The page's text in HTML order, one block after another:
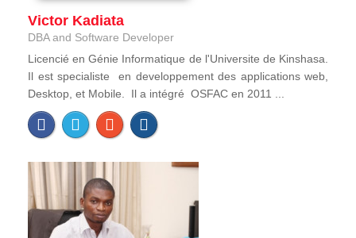
Victor Kadiata
DBA and Software Developer
Licencié en Génie Informatique de l'Universite de Kinshasa.
Il est specialiste en developpement des applications web,
Desktop, et Mobile. Il a intégré OSFAC en 2011 ...